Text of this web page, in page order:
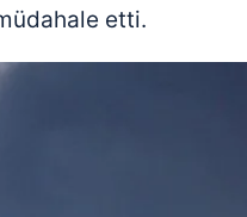
etti.